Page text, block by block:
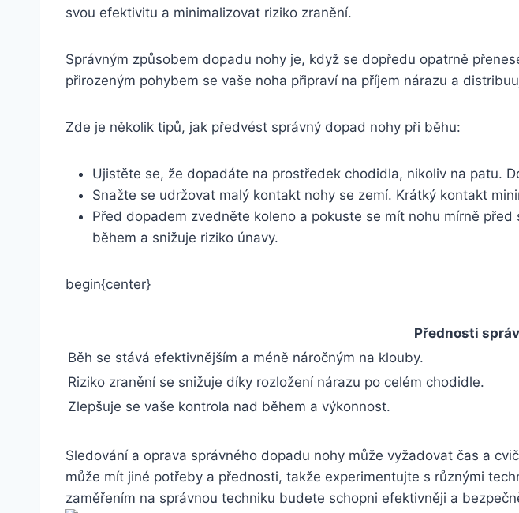
svou efektivitu a minimalizovat riziko zranění.
Správným způsobem dopadu nohy je, když se dopředu opatrně
přirozeným pohybem se vaše noha připraví na příjem nárazu a
Zde je několik tipů, jak předvést správný dopad nohy při běhu:
Ujistěte se, že dopadáte na prostředek chodidla, nikoliv na patu.
Snažte se udržovat malý kontakt nohy se zemí. Krátký kontakt
Před dopadem zvedněte koleno a pokuste se mít nohu mírně
během a snižuje riziko únavy.
begin{center}
Přednosti
Běh se stává efektivnějším a méně náročným na klouby.
Riziko zranění se snižuje díky rozložení nárazu po celém chodidle.
Zlepšuje se vaše kontrola nad během a výkonnost.
Sledování a oprava správného dopadu nohy může vyžadovat čas a
může mít jiné potřeby a přednosti, takže experimentujte s různými
zaměřením na správnou techniku budete schopni efektivněji a